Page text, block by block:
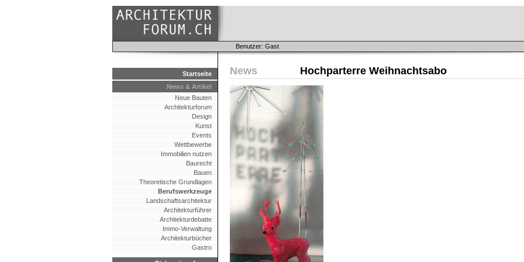
Benutzer: Gast
Startseite
News & Artikel
Neue Bauten
Architekturforum
Design
Kunst
Events
Wettbewerbe
Immobilien nutzen
Baurecht
Bauen
Theoretische Grundlagen
Berufswerkzeuge
Landschaftsarchitektur
Architekturführer
Architekturdebatte
Immo-Verwaltung
Architekturbücher
Gastro
News Hochparterre Weihnachtsabo